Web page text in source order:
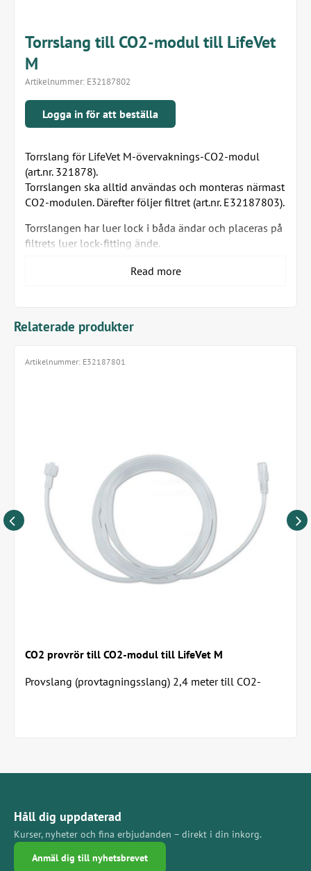
Torrslang till CO2-modul till LifeVet
M
Artikelnummer: E32187802
Logga in för att beställa
Torrslang för LifeVet M-övervaknings-CO2-modul
(art.nr. 321878).
Torrslangen ska alltid användas och monteras närmast
CO2-modulen. Därefter följer filtret (art.nr. E32187803).
Torrslangen har luer lock i båda ändar och placeras på
filtrets luer lock-fitting ände.
Filtret bör bytas minst en gång om året eller om du
1 st/förpackning.
Read more
Relaterade produkter
CO2 provrör till CO2-modul till LifeVet M
Provslang (provtagningsslang) 2,4 meter till CO2-
Artikelnummer: E32187801
Håll dig uppdaterad
Kurser, nyheter och fina erbjudanden – direkt i din inkorg.
Anmäl dig till nyhetsbrevet